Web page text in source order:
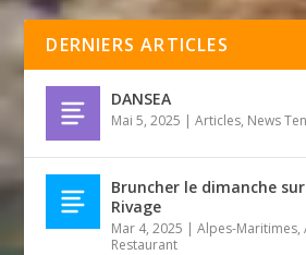
DERNIERS ARTICLES
DANSEA
Mai 5, 2025 |Articles, News
Bruncher le dimanche
Rivage
Mar 4, 2025 |Alpes-Maritimes,
Restaurant